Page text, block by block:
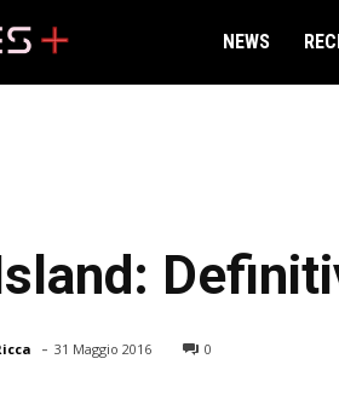
NEWS
- 31 Maggio 2016 0